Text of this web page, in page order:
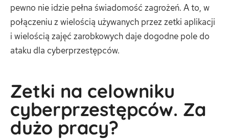
pewno nie idzie pełna świadomość zagrożeń. A to, w
połączeniu z wielością używanych przez zetki aplikacji
i wielością zajęć zarobkowych daje dogodne pole do
ataku dla cyberprzestępców.
Zetki na celowniku
cyberprzestępców. Za
dużo pracy?